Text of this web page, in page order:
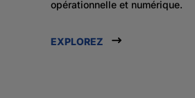
opérationnelle et numérique.
EXPLOREZ